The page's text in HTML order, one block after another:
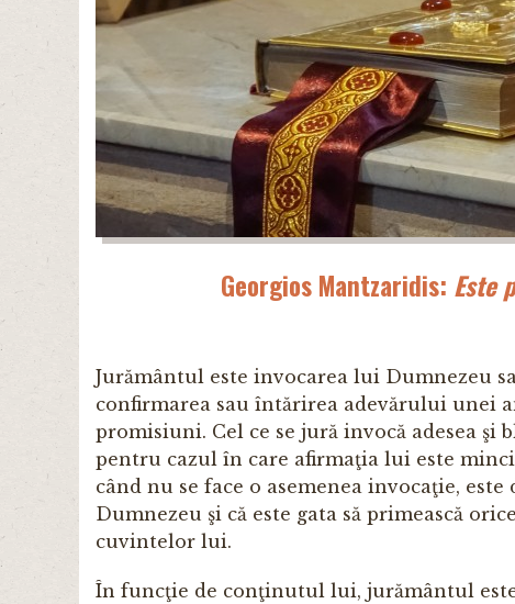
Georgios Mantzaridis: Este
Jurământul este invocarea lui Dumnezeu
confirmarea sau întărirea adevărului unei
promisiuni. Cel ce se jură invocă adesea şi
pentru cazul în care afirmaţia lui este
când nu se face o asemenea invocaţie,
Dumnezeu şi că este gata să primească
cuvintelor lui.
În funcţie de conţinutul lui, jurământul